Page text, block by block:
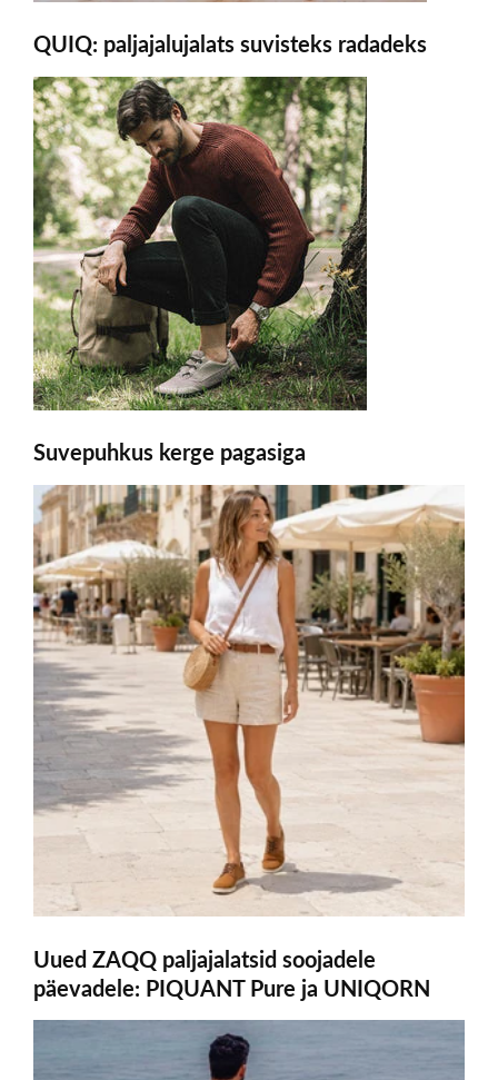
QUIQ: paljajalujalats suvisteks radadeks
Suvepuhkus kerge pagasiga
Uued ZAQQ paljajalatsid soojadele
päevadele: PIQUANT Pure ja UNIQORN